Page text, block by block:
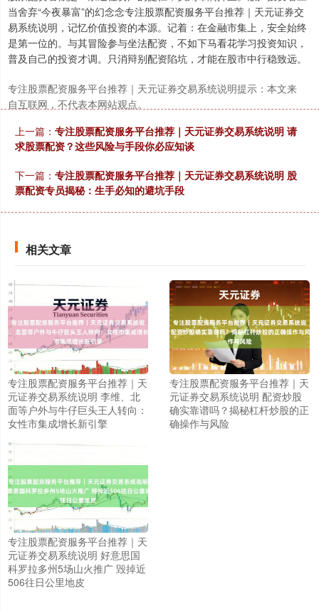
当舍弃“今夜暴富”的幻念念专注股票配资服务平台推荐｜天元证券交
易系统说明，记忆价值投资的本源。记着：在金融市集上，安全始终
是第一位的。与其冒险参与坐法配资，不如下马看花学习投资知识，
普及自己的投资才调。只消辩别配资陷坑，才能在股市中行稳致远。
专注股票配资服务平台推荐｜天元证券交易系统说明提示：本文来
自互联网，不代表本网站观点。
上一篇： 专注股票配资服务平台推荐｜天元证券交易系统说明 请
求股票配资？这些风险与手段你必应知谈
下一篇： 专注股票配资服务平台推荐｜天元证券交易系统说明 股
票配资专员揭秘：生手必知的避坑手段
相关文章
专注股票配资服务平台推荐｜天
元证券交易系统说明 李维、北
面等户外与牛仔巨头王人转向：
女性市集成增长新引擎
专注股票配资服务平台推荐｜天
元证券交易系统说明 配资炒股
确实靠谱吗？揭秘杠杆炒股的正
确操作与风险
专注股票配资服务平台推荐｜天
元证券交易系统说明 好意思国
科罗拉多州5场山火推广 毁掉近
506往日公里地皮
上证综指 3940.04